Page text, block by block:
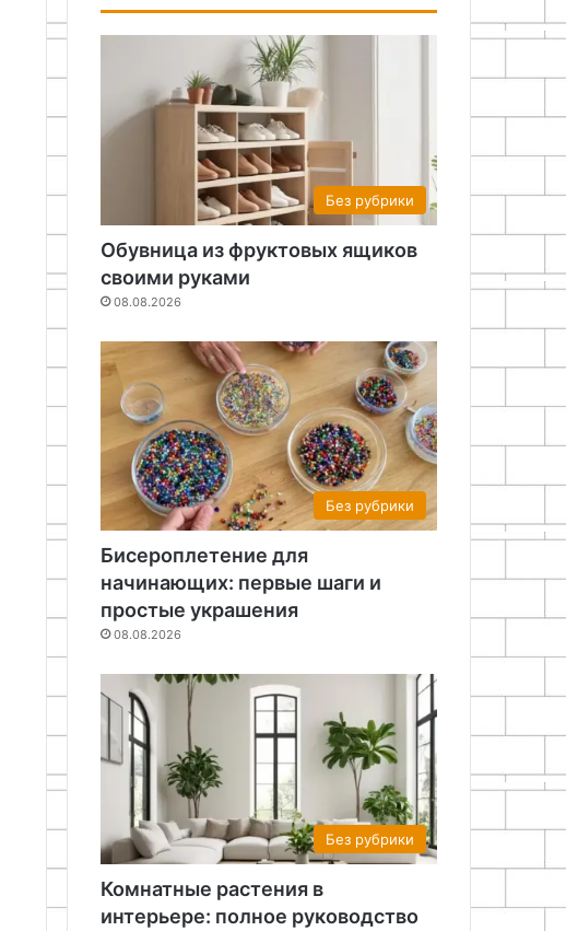
Без рубрики
Обувница из фруктовых ящиков
своими руками
08.08.2026
Без рубрики
Бисероплетение для
начинающих: первые шаги и
простые украшения
08.08.2026
Без рубрики
Комнатные растения в
интерьере: полное руководство